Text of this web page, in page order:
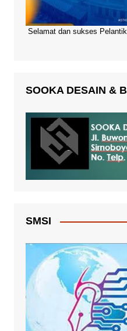
Selamat dan sukses
SOOKA DESAIN &
SMSI